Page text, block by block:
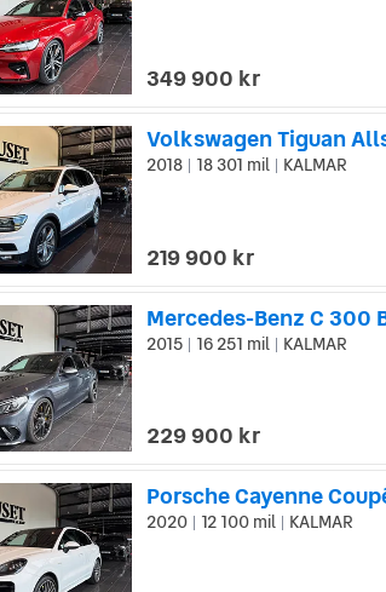
349 900 kr
2018 18 301 mil KALMAR
219 900 kr
2015 16 251 mil KALMAR
229 900 kr
Porsche Cayenne
2020 12 100 mil KALMAR